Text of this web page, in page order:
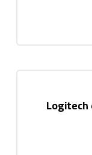
نظام مكبرات الصوت المحيطية Logitech